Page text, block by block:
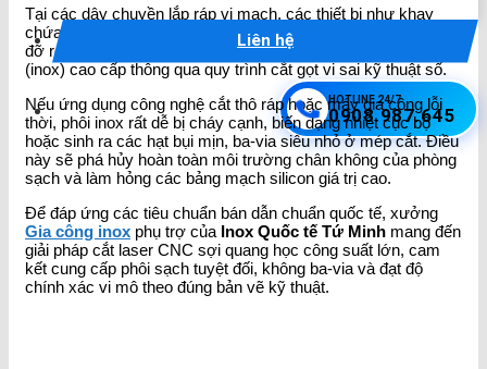
Liên hệ
HOTLINE 24/7
0908.987.645
Tại các dây chuyền lắp ráp vi mạch, các thiết bị như khay
chứa chip, đồ gá (fixture), vỏ hộp kỹ thuật hay hệ thống giá
đỡ robot bắt buộc phải được chế tạo từ vật liệu thép không gỉ
(inox) cao cấp thông qua quy trình cắt gọt vi sai kỹ thuật số.
Nếu ứng dụng công nghệ cắt thô ráp hoặc máy gia công lỗi
thời, phôi inox rất dễ bị cháy cạnh, biến dạng nhiệt cục bộ
hoặc sinh ra các hạt bụi mịn, ba-via siêu nhỏ ở mép cắt. Điều
này sẽ phá hủy hoàn toàn môi trường chân không của phòng
sạch và làm hỏng các bảng mạch silicon giá trị cao.
Để đáp ứng các tiêu chuẩn bán dẫn chuẩn quốc tế, xưởng
Gia công inox phụ trợ của Inox Quốc tế Tứ Minh mang đến
giải pháp cắt laser CNC sợi quang học công suất lớn, cam
kết cung cấp phôi sạch tuyệt đối, không ba-via và đạt độ
chính xác vi mô theo đúng bản vẽ kỹ thuật.